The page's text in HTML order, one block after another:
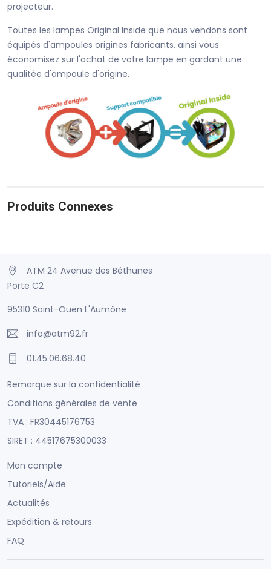
projecteur.
Toutes les lampes Original Inside que nous vendons sont
équipés d'ampoules origines fabricants, ainsi vous
économisez sur l'achat de votre lampe en gardant une
qualitée d'ampoule d'origine.
Produits Connexes
ATM 24 Avenue des Béthunes
Porte C2
95310 Saint-Ouen L'Aumône
info@atm92.fr
01.45.06.68.40
Remarque sur la confidentialité
Conditions générales de vente
TVA : FR30445176753
SIRET : 44517675300033
Mon compte
Tutoriels/Aide
Actualités
Expédition & retours
FAQ